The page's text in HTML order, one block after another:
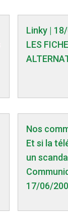
Linky |
LES
Nos
Et si la
un
17/06/